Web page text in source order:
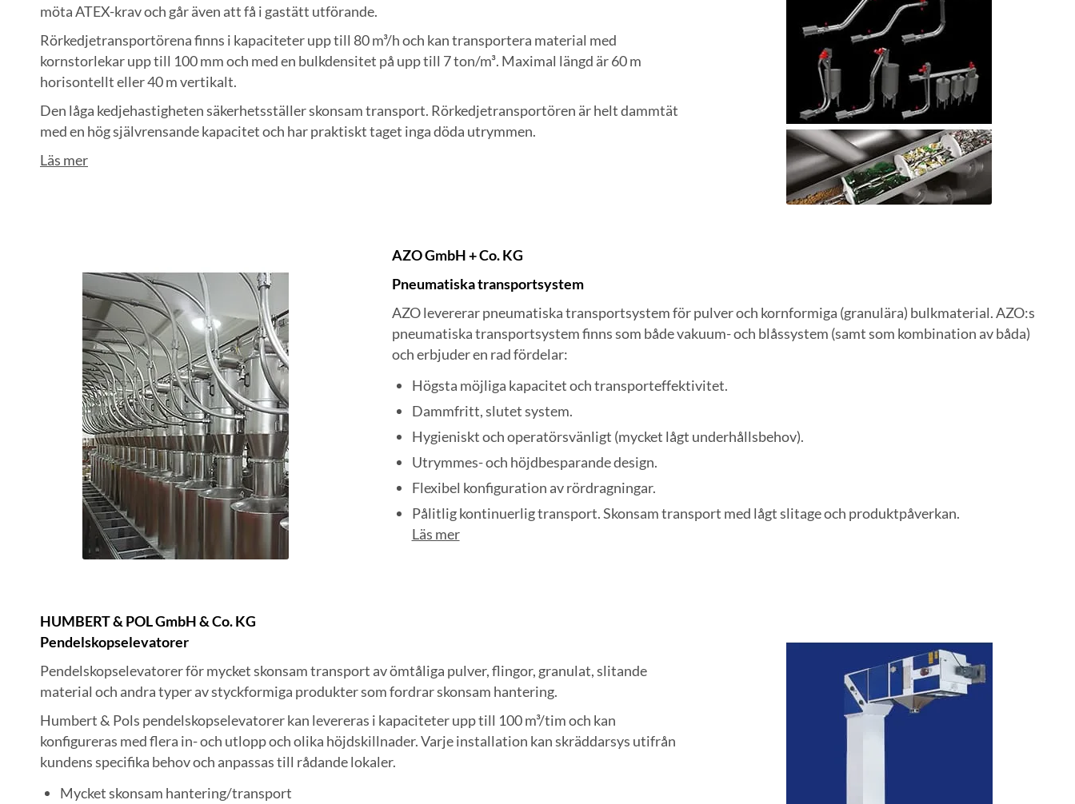
möta ATEX-krav och går även att få i gastätt utförande.
Rörkedjetransportörena finns i kapaciteter upp till 80 m³/h och kan transportera material med
kornstorlekar upp till 100 mm och med en bulkdensitet på upp till 7 ton/m³. Maximal längd är 60 m
horisontellt eller 40 m vertikalt.
Den låga kedjehastigheten säkerhetsställer skonsam transport. Rörkedjetransportören är helt dammtät
med en hög självrensande kapacitet och har praktiskt taget inga döda utrymmen.
Läs mer
AZO GmbH + Co. KG
Pneumatiska transportsystem
AZO levererar pneumatiska transportsystem för pulver och kornformiga (granulära) bulkmaterial. AZO:s
pneumatiska transportsystem finns som både vakuum- och blåssystem (samt som kombination av båda)
och erbjuder en rad fördelar:
Högsta möjliga kapacitet och transporteffektivitet.
Dammfritt, slutet system.
Hygieniskt och operatörsvänligt (mycket lågt underhållsbehov).
Utrymmes- och höjdbesparande design.
Flexibel konfiguration av rördragningar.
Pålitlig kontinuerlig transport. Skonsam transport med lågt slitage och produktpåverkan.
Läs mer
HUMBERT & POL GmbH & Co. KG
Pendelskopselevatorer
Pendelskopselevatorer för mycket skonsam transport av ömtåliga pulver, flingor, granulat, slitande
material och andra typer av styckformiga produkter som fordrar skonsam hantering.
Humbert & Pols pendelskopselevatorer kan levereras i kapaciteter upp till 100 m³/tim och kan
konfigureras med flera in- och utlopp och olika höjdskillnader. Varje installation kan skräddarsys utifrån
kundens specifika behov och anpassas till rådande lokaler.
Mycket skonsam hantering/transport